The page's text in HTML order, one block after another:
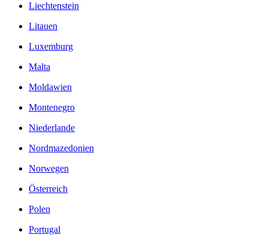
Liechtenstein
Litauen
Luxemburg
Malta
Moldawien
Montenegro
Niederlande
Nordmazedonien
Norwegen
Österreich
Polen
Portugal